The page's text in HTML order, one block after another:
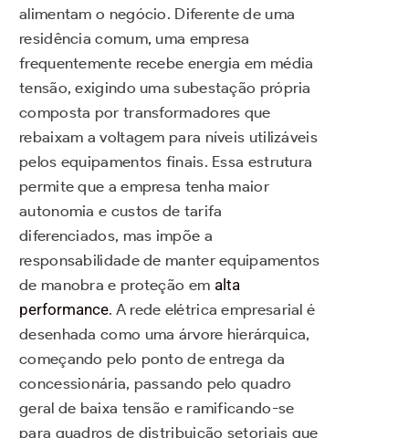
alimentam o negócio. Diferente de uma
residência comum, uma empresa
frequentemente recebe energia em média
tensão, exigindo uma subestação própria
composta por transformadores que
rebaixam a voltagem para níveis utilizáveis
pelos equipamentos finais. Essa estrutura
permite que a empresa tenha maior
autonomia e custos de tarifa
diferenciados, mas impõe a
responsabilidade de manter equipamentos
de manobra e proteção em alta
performance. A rede elétrica empresarial é
desenhada como uma árvore hierárquica,
começando pelo ponto de entrega da
concessionária, passando pelo quadro
geral de baixa tensão e ramificando-se
para quadros de distribuição setoriais que